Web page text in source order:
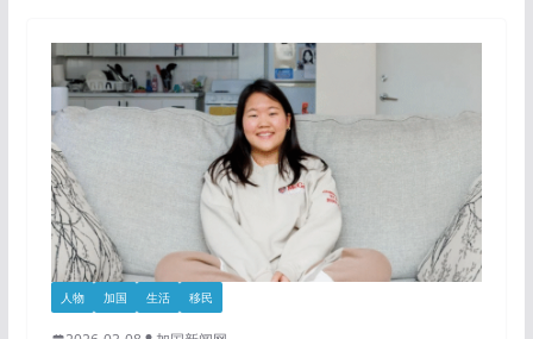
人物 加国 生活 移民